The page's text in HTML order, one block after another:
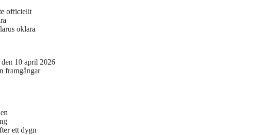
officiellt
oklara
10 april 2026
framgångar
ett dygn